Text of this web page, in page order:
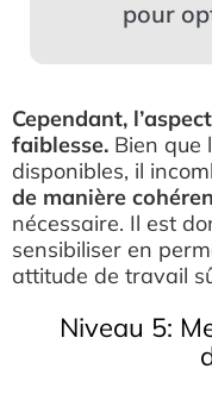
pour
Cependant,
faiblesse. Bien que
disponibles, il
de manière
nécessaire. Il est
sensibiliser en
attitude de travail
Niveau 5: